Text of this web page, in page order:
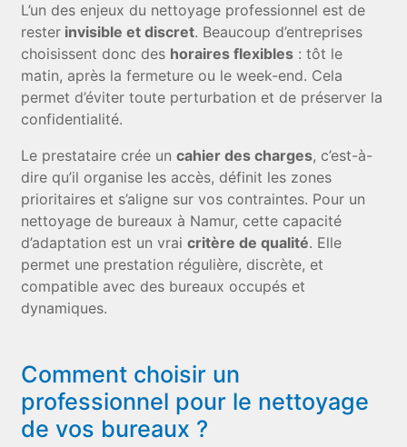
L’un des enjeux du nettoyage professionnel est de
rester invisible et discret. Beaucoup d’entreprises
choisissent donc des horaires flexibles : tôt le
matin, après la fermeture ou le week-end. Cela
permet d’éviter toute perturbation et de préserver la
confidentialité.
Le prestataire crée uncahier des charges, c’est-à-
dire qu’il organise les accès, définit les zones
prioritaires et s’aligne sur vos contraintes. Pour un
nettoyage de bureaux à Namur, cette capacité
d’adaptation est un vraicritère de qualité. Elle
permet une prestation régulière, discrète, et
compatible avec des bureaux occupés et
dynamiques.
Comment choisir un
professionnel pour le nettoyage
de vos bureaux ?